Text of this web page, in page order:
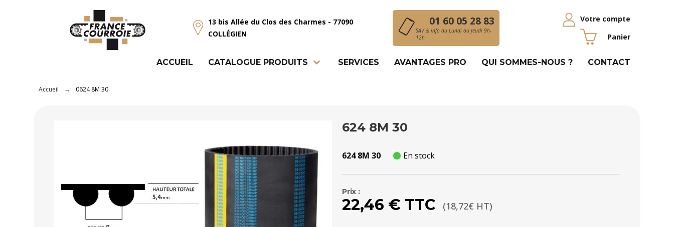
13 bis Allée du Clos des Charmes - 77090
COLLÉGIEN
01 60 05 28 83
SAV & info du Lundi au Jeudi 9h-
12h
Votre compte
Panier
ACCUEIL CATALOGUE PRODUITS SERVICES AVANTAGES PRO QUI SOMMES-NOUS ? CONTACT
Accueil 0624 8M 30
624 8M 30
624 8M 30 En stock
Prix :
22,46 € TTC (18,72€ HT)